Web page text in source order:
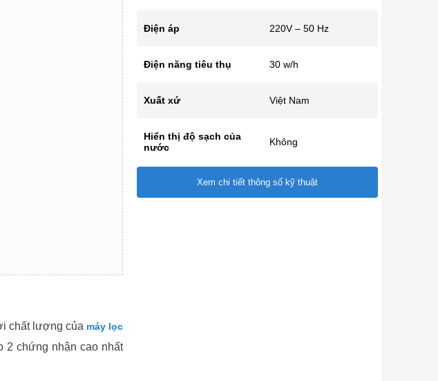
chất lượng của máy lọc
2 chứng nhận cao nhất
Điện áp 220V – 50 Hz
Điện năng tiêu thụ 30 w/h
Xuất xứ Việt Nam
Hiển thị độ sạch của
nước
Không
Tự động báo thay lõi Không
Xem chi tiết thông số kỹ thuật